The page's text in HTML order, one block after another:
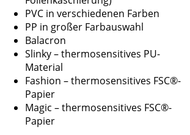
PVC in verschiedenen Farben
PP in großer Farbauswahl
Balacron
Slinky – thermosensitives PU-
Material
Fashion – thermosensitives FSC®-
Papier
Magic – thermosensitives FSC®-
Papier